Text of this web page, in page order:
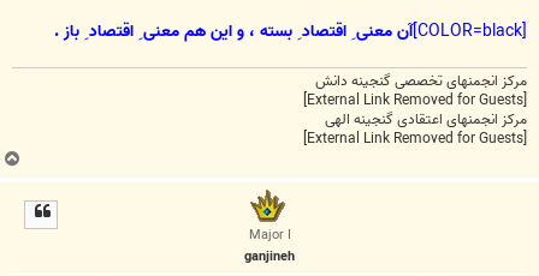
آن معنی ِ اقتصاد ِ بسته ، و این هم معنی ِ اقتصاد ِ باز .
مرکز انجمنهای تخصصی گنجینه دانش
مرکز انجمنهای اعتقادی گنجینه الهی
ب
ا
Major I
ganjineh